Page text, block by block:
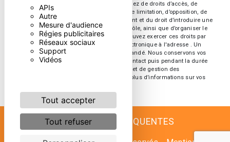
APIs
Autre
Mesure d'audience
Régies publicitaires
Réseaux sociaux
Support
Vidéos
Tout accepter
Tout refuser
seuls destinataires suivants: . Vous disposez de droits d’accès, de
rectification, d’effacement, de portabilité, de limitation, d’opposition, de
retrait de votre consentement à tout moment et du droit d’introduire une
réclamation auprès d’une autorité de contrôle, ainsi que d’organiser le
sort de vos données post-mortem. Vous pouvez exercer ces droits par
voie postale à l'adresse ou par courrier électronique à l'adresse . Un
justificatif d'identité pourra vous être demandé. Nous conservons vos
données pendant la période de prise de contact puis pendant la durée
de prescription légale aux fins probatoires et de gestion des
contentieux. Consultez le site cnil.fr pour plus d’informations sur vos
RECHERCHES FRÉQUENTES